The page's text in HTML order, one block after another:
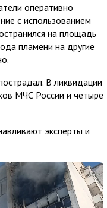
оперативно
с использованием
на площадь
пламени на другие
В ликвидации
МЧС России и четыре
эксперты и